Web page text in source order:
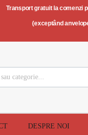
Transport gratuit la comenzi
(exceptând
DESPRE NOI